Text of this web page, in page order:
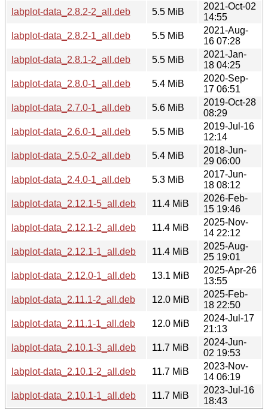
labplot-data_2.8.2-2_all.deb
5.5 MiB
2021-Oct-02
14:55
labplot-data_2.8.2-1_all.deb
5.5 MiB
2021-Aug-
16 07:28
labplot-data_2.8.1-2_all.deb
5.5 MiB
2021-Jan-
18 04:25
labplot-data_2.8.0-1_all.deb
5.4 MiB
2020-Sep-
17 06:51
labplot-data_2.7.0-1_all.deb
5.6 MiB
2019-Oct-28
08:29
labplot-data_2.6.0-1_all.deb
5.5 MiB
2019-Jul-16
12:14
labplot-data_2.5.0-2_all.deb
5.4 MiB
2018-Jun-
29 06:00
labplot-data_2.4.0-1_all.deb
5.3 MiB
2017-Jun-
18 08:12
labplot-data_2.12.1-5_all.deb
11.4 MiB
2026-Feb-
15 19:46
labplot-data_2.12.1-2_all.deb
11.4 MiB
2025-Nov-
14 22:12
labplot-data_2.12.1-1_all.deb
11.4 MiB
2025-Aug-
25 19:01
labplot-data_2.12.0-1_all.deb
13.1 MiB
2025-Apr-26
13:55
labplot-data_2.11.1-2_all.deb
12.0 MiB
2025-Feb-
18 22:50
labplot-data_2.11.1-1_all.deb
12.0 MiB
2024-Jul-17
21:13
labplot-data_2.10.1-3_all.deb
11.7 MiB
2024-Jun-
02 19:53
labplot-data_2.10.1-2_all.deb
11.7 MiB
2023-Nov-
14 06:19
labplot-data_2.10.1-1_all.deb
11.7 MiB
2023-Jul-16
18:43